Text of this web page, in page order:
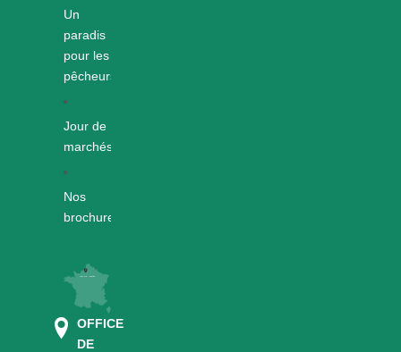
Un
paradis
pour les
pêcheurs
Jour de
marchés
Nos
brochures
OFFICE
DE